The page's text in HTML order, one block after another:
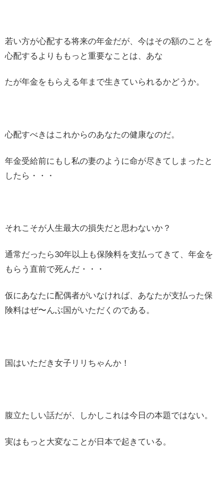
若い方が心配する将来の年金だが、今はその額のことを
心配するよりももっと重要なことは、あな
たが年金をもらえる年まで生きていられるかどうか。
心配すべきはこれからのあなたの健康なのだ。
年金受給前にもし私の妻のように命が尽きてしまったと
したら・・・
それこそが人生最大の損失だと思わないか？
通常だったら30年以上も保険料を支払ってきて、年金を
もらう直前で死んだ・・・
仮にあなたに配偶者がいなければ、あなたが支払った保
険料はぜ〜んぶ国がいただくのである。
国はいただき女子リリちゃんか！
腹立たしい話だが、しかしこれは今日の本題ではない。
実はもっと大変なことが日本で起きている。